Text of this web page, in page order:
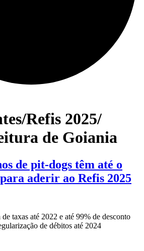
Refis 2025/
de Goiania
de pit-dogs têm até o
aderir ao Refis 2025
taxas até 2022 e até 99% de desconto
de débitos até 2024